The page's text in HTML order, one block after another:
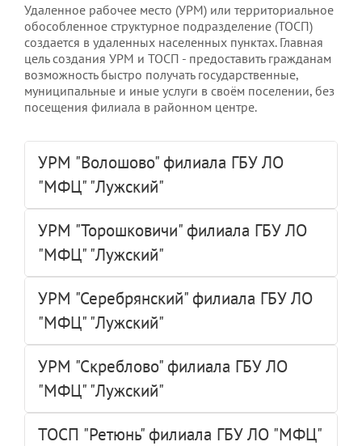
Удаленное рабочее место (УРМ) или территориальное
обособленное структурное подразделение (ТОСП)
создается в удаленных населенных пунктах. Главная
цель создания УРМ и ТОСП - предоставить гражданам
возможность быстро получать государственные,
муниципальные и иные услуги в своём поселении, без
посещения филиала в районном центре.
УРМ "Волошово" филиала ГБУ ЛО
"МФЦ" "Лужский"
УРМ "Торошковичи" филиала ГБУ ЛО
"МФЦ" "Лужский"
УРМ "Серебрянский" филиала ГБУ ЛО
"МФЦ" "Лужский"
УРМ "Скреблово" филиала ГБУ ЛО
"МФЦ" "Лужский"
ТОСП "Ретюнь" филиала ГБУ ЛО "МФЦ"